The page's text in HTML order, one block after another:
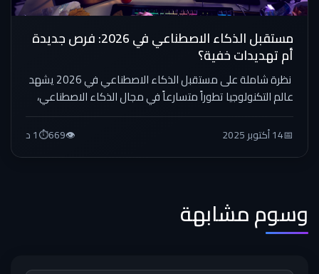
مستقبل الذكاء الاصطناعي في 2026: فرص جديدة
أم تهديدات خفية؟
نظرة شاملة على مستقبل الذكاء الاصطناعي في 2026 يشهد
عالم التكنولوجيا تطوراً متسارعاً في مجال الذكاء الاصطناعي،
ومع...
📅14 أكتوبر 2025 👁️
669
⏱️1 د
وسوم مشابهة